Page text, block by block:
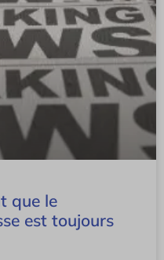
que le
est toujours